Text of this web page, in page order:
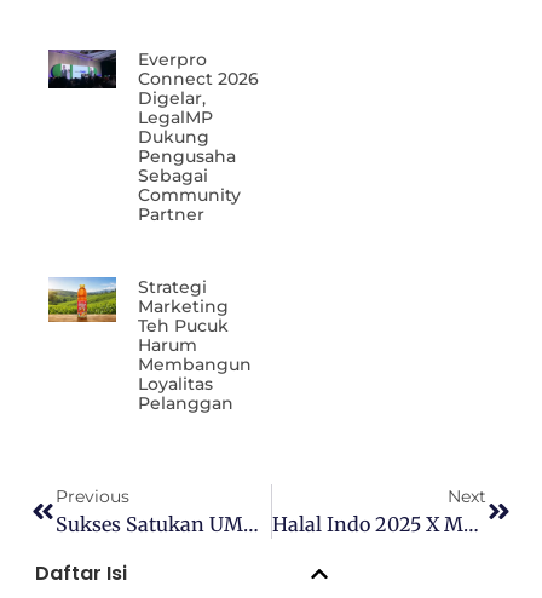
Everpro
Connect 2026
Digelar,
LegalMP
Dukung
Pengusaha
Sebagai
Community
Partner
Strategi
Marketing
Teh Pucuk
Harum
Membangun
Loyalitas
Pelanggan
Previous
Sukses Satukan UMKM, Kreator, Dan Komunitas Kreatif Jawa Timur Lewat IDEASIK 2025
Next
Halal Indo 2025 X Menjadi Pengaruh: Tiket VIP & Kopdar Bisnis Gratis
Daftar Isi